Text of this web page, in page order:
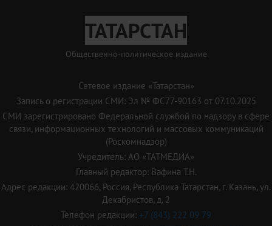
ТАТАРСТАН
Общественно-политическое издание
Сетевое издание «Татарстан»
Запись о регистрации СМИ: Эл № ФС77-90163 от 07.10.2025
СМИ зарегистрировано Федеральной службой по надзору в сфере
связи, информационных технологий и массовых коммуникаций
(Роскомнадзор)
Учредитель: АО «ТАТМЕДИА»
Главный редактор: Вафина Т.Н.
Адрес редакции: 420066, Россия, Республика Татарстан, г. Казань, ул.
Декабристов, д. 2
Телефон редакции: +7 (843) 222 09 79